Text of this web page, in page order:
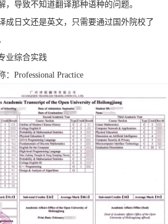
，导致不知道翻译那种语种的问题。
成日文还是英文，只需要通过国外院校了
业综合实践
： Professional Practice